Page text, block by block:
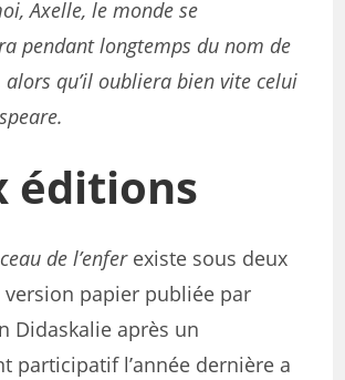
Axelle, le monde se
pendant longtemps du nom de
qu’il oubliera bien vite celui
éditions
de l’enferexiste sous deux
version papier publiée par
Didaskalie après un
participatif l’année dernière a